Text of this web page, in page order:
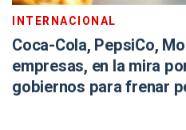
INTERNACIONAL
Coca-Cola, PepsiCo,
empresas, en la mira
gobiernos para frenar